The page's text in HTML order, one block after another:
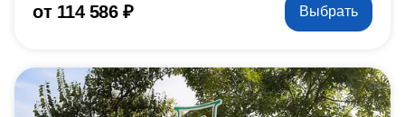
от 114 586 ₽ Выбрать